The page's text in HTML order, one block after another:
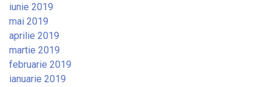
iunie 2019
mai 2019
aprilie 2019
martie 2019
februarie 2019
ianuarie 2019